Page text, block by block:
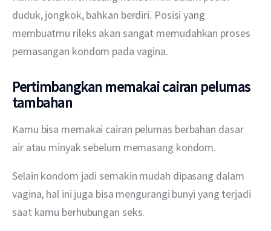
duduk, jongkok, bahkan berdiri. Posisi yang
membuatmu rileks akan sangat memudahkan proses
pemasangan kondom pada vagina.
Pertimbangkan memakai cairan pelumas
tambahan
Kamu bisa memakai cairan pelumas berbahan dasar
air atau minyak sebelum memasang kondom.
Selain kondom jadi semakin mudah dipasang dalam
vagina, hal ini juga bisa mengurangi bunyi yang terjadi
saat kamu berhubungan seks.